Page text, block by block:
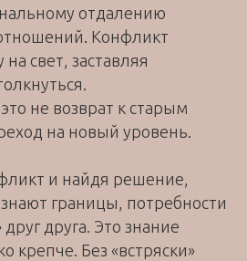
отдалению
Конфликт
свет, заставляя
не возврат к старым
на новый уровень.
и найдя решение,
границы, потребности
друга. Это знание
крепче. Без «встряски»